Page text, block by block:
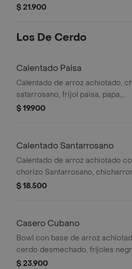
elección.
$ 21.900
Los De Cerdo
Calentado Paisa
Calentado de arroz achiotado,
satarrosano, frijol paisa, papa,
maduritos, huevo frito y hogao
$ 19.900
Calentado Santarrosano
Calentado de arroz achiotado
chorizo Santarrosano,
salsa verde, agacate, papa,
$ 18.500
Casero Cubano
Bowl con base de arroz
cerdo desmechado, fríjoles
maduritos y guacamole.
$ 23.900